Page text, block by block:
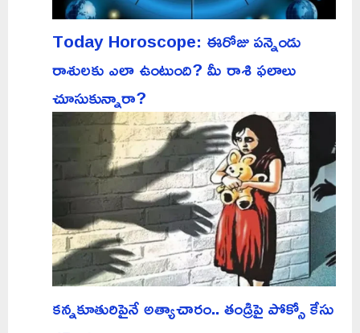
Today Horoscope: ఈరోజు పన్నెండు
రాశులకు ఎలా ఉంటుంది? మీ రాశి ఫలాలు
చూసుకున్నారా?
కన్నకూతురిపైనే అత్యాచారం.. తండ్రిపై పోక్సో కేసు